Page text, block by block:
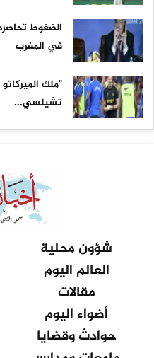
الضغوط
في المغرب
"ملك
تشيلسي...
شؤون محلية
العالم اليوم
مقالات
أضواء اليوم
حوادث وقضايا